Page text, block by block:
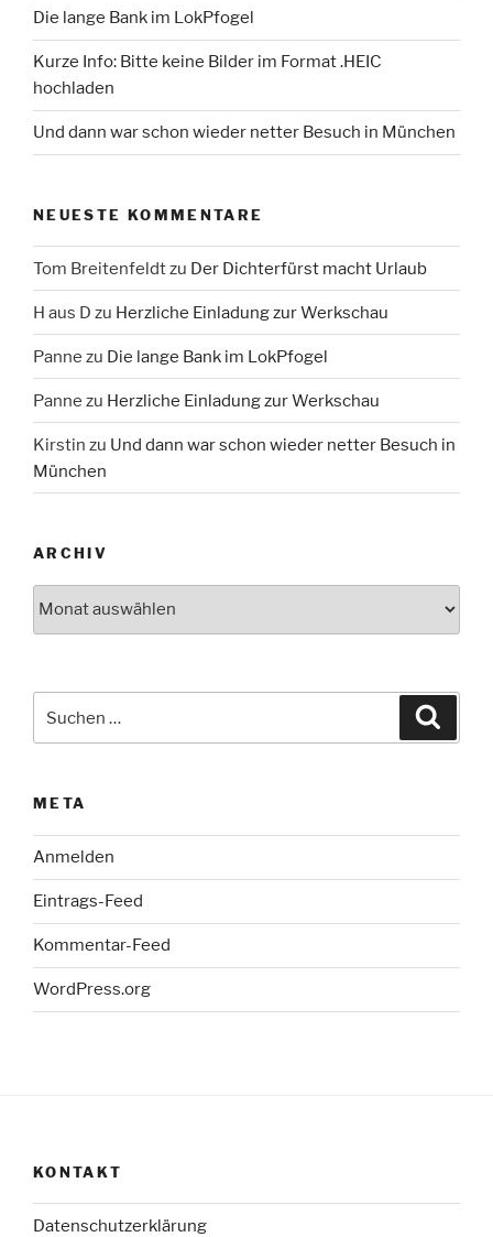
Die lange Bank im LokPfogel
Kurze Info: Bitte keine Bilder im Format .HEIC
hochladen
Und dann war schon wieder netter Besuch in München
NEUESTE KOMMENTARE
Tom Breitenfeldtzu Der Dichterfürst macht Urlaub
H aus D zu Herzliche Einladung zur Werkschau
Panne zu Die lange Bank im LokPfogel
Panne zu Herzliche Einladung zur Werkschau
Kirstin zu Und dann war schon wieder netter Besuch in
München
ARCHIV
nach:
META
Anmelden
Eintrags-Feed
Kommentar-Feed
WordPress.org
KONTAKT
Datenschutzerklärung